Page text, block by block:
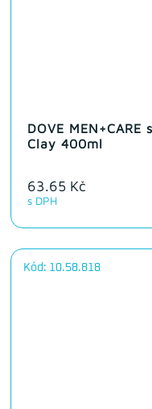
DOVE
Clay 400ml
63.65 Kč
s DPH
Kód: 10.58.818